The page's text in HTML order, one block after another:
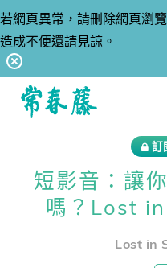
若網頁異常，請刪除網頁瀏
造成不便還請見諒。
訂
短影音：讓
嗎？Lost
Lost in